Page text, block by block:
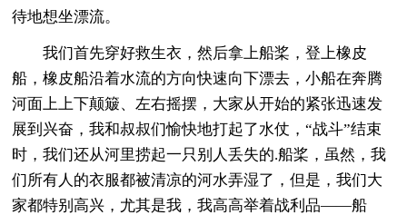
待地想坐漂流。
我们首先穿好救生衣，然后拿上船桨，登上橡皮
船，橡皮船沿着水流的方向快速向下漂去，小船在奔腾
河面上上下颠簸、左右摇摆，大家从开始的紧张迅速发
展到兴奋，我和叔叔们愉快地打起了水仗，“战斗”结束
时，我们还从河里捞起一只别人丢失的.船桨，虽然，我
们所有人的衣服都被清凉的河水弄湿了，但是，我们大
家都特别高兴，尤其是我，我高高举着战利品——船